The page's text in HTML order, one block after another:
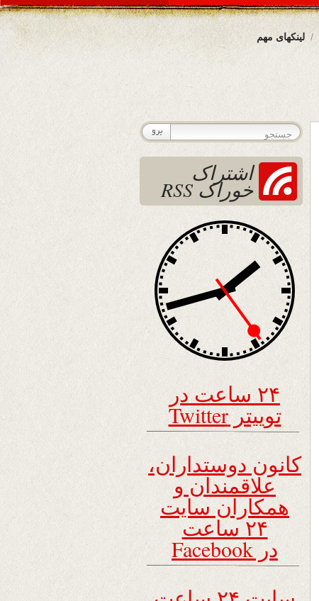
لینکهای مهم
اشتراک
خوراک RSS
۲۴ ساعت در
توییتر Twitter
کانون دوستداران،
علاقمندان و
همکاران سایت
۲۴ ساعت
در Facebook